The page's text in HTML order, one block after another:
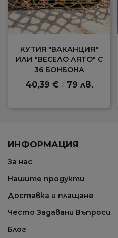
КУТИЯ "ВАКАНЦИЯ"
ИЛИ "ВЕСЕЛО ЛЯТО" С
36 БОНБОНА
40,39 € /79 лв.
ИНФОРМАЦИЯ
За нас
Нашите продукти
Доставка и плащане
Често Задавани Въпроси
Блог